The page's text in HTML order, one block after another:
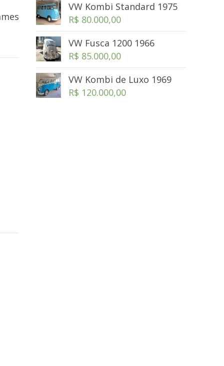
VW Kombi Standard 1975
R$ 80.000,00
VW Fusca 1200 1966
R$ 85.000,00
VW Kombi de Luxo 1969
R$ 120.000,00